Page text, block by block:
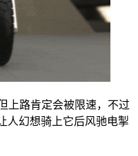
上路肯定会被限速，不过
人幻想骑上它后风驰电掣